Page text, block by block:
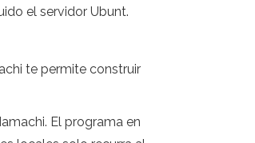
el servidor Ubunt.
te permite construir
El programa en